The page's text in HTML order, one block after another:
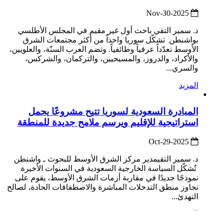
د. سمير التقي باحث أول غير مقيم في المجلس الأطلسي
بواشنطن تشكّل سوريا واحداً من أكثر مجتمعات الشرق
الأوسط تعدّداً عرقياً وطائفياً. وتضم العرب السنّة، والعلويين،
والأكراد، والدروز، والمسيحيين، والتركمان، والشركس،
والسري...
المزيد
المبادرة السعودية لسوريا تتيح مشروعًا يحمل
استراتيجية للإقليم ويرسم ملامح جديدة للمنطقة
د. سمير التقيمدير مركز الشرق الأوسط للبحوث ـ واشنطن
تُشكّل السياسة الخارجية السعودية في السنوات الأخيرة
نموذجًا جديدًا في مقاربة أزمات الشرق الأوسط، يقوم على
تجاوز منطق التدخلات المباشرة والاصطفافات الحادة، لصالح
التهدئ...